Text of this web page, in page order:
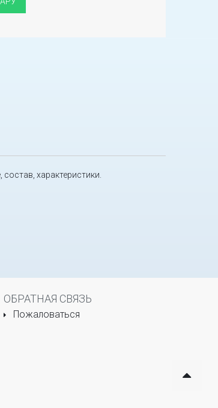
характеристики.
ОБРАТНАЯ СВЯЗЬ
Пожаловаться